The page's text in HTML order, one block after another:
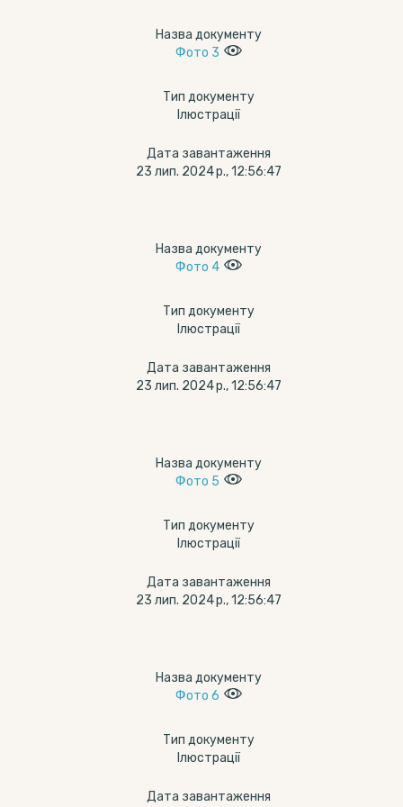
Назва документу
Фото 3
Тип документу
Ілюстрації
Дата завантаження
23 лип. 2024 р., 12:56:47
Назва документу
Фото 4
Тип документу
Ілюстрації
Дата завантаження
23 лип. 2024 р., 12:56:47
Назва документу
Фото 5
Тип документу
Ілюстрації
Дата завантаження
23 лип. 2024 р., 12:56:47
Назва документу
Фото 6
Тип документу
Ілюстрації
Дата завантаження